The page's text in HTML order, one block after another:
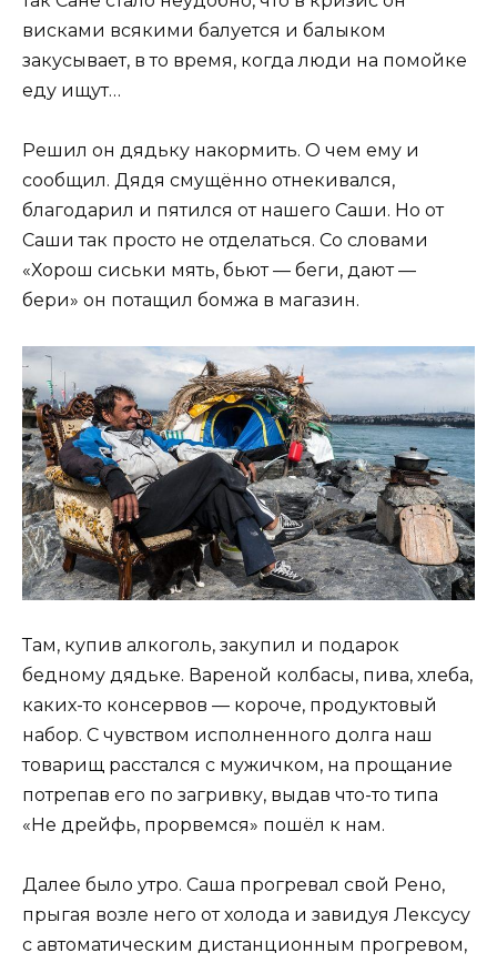
висками всякими балуется и балыком
закусывает, в то время, когда люди на помойке
еду ищут…
Решил он дядьку накормить. О чем ему и
сообщил. Дядя смущённо отнекивался,
благодарил и пятился от нашего Саши. Но от
Саши так просто не отделаться. Со словами
«Хорош сиськи мять, бьют — беги, дают —
бери» он потащил бомжа в магазин.
Там, купив алкоголь, закупил и подарок
бедному дядьке. Вареной колбасы, пива, хлеба,
каких-то консервов — короче, продуктовый
набор. С чувством исполненного долга наш
товарищ расстался с мужичком, на прощание
потрепав его по загривку, выдав что-то типа
«Не дрейфь, прорвемся» пошёл к нам.
Далее было утро. Саша прогревал свой Рено,
прыгая возле него от холода и завидуя Лексусу
с автоматическим дистанционным прогревом,